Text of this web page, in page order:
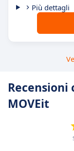
Più dettagli
Recensioni
MOVEit